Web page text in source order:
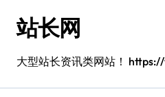
站长网
大型站长资讯类网站！